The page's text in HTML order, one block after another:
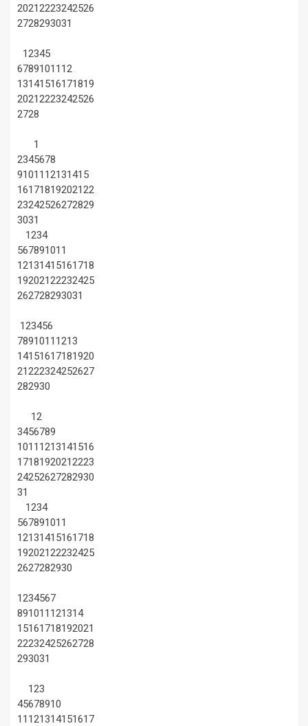
20212223242526
2728293031
12345
67891011 12
13141516171819
20212223242526
2728
1
2345678
91011 12131415
16171819202122
23242526272829
3031
1234
567891011
12131415161718
19202122232425
262728293031
123456
7891011 1213
14151617181920
21222324252627
282930
12
3456789
1011 1213141516
17181920212223
24252627282930
31
1234
567891011
12131415161718
19202122232425
2627282930
1234567
891011 121314
15161718192021
22232425262728
293031
123
45678910
11 121314151617